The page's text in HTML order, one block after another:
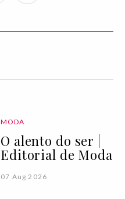
MODA
O alento do ser |
Editorial de Moda
07 Aug 2026